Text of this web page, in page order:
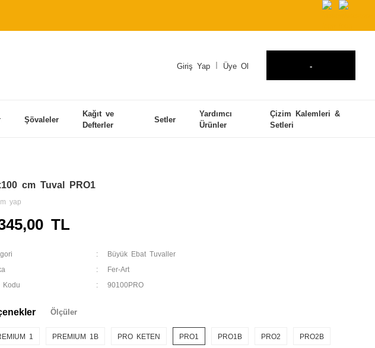
Giriş Yap Üye Ol -
Şövaleler
Kağıt ve
Defterler
Setler
Yardımcı
Ürünler
Çizim Kalemleri &
Setleri
cm Tuval PRO1
yap
TL
Büyük Ebat Tuvaller
Fer-Art
Kodu 90100PRO
Ölçüler
1 PREMIUM 1B PRO KETEN PRO1 PRO1B PRO2 PRO2B